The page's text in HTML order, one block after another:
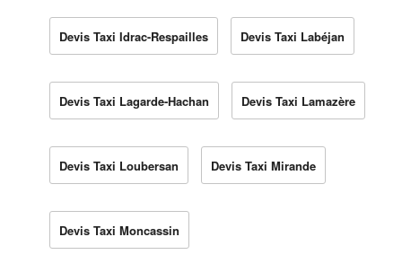
Devis Taxi Idrac-Respailles Devis Taxi Labéjan
Devis Taxi Lagarde-Hachan Devis Taxi Lamazère
Devis Taxi Loubersan Devis Taxi Mirande
Devis Taxi Moncassin